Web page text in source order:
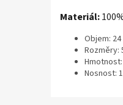
Materiál:
Objem: 24
Rozměry:
Nosnost: